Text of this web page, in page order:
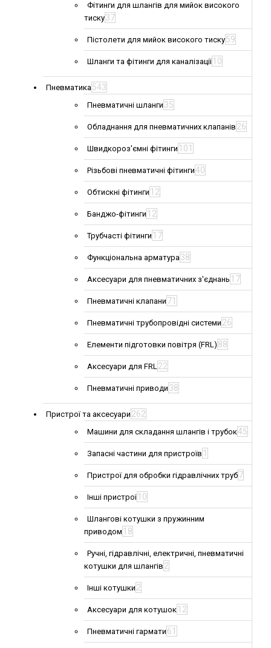
Фітинги для шлангів для мийок високого
тиску37
Пістолети для мийок високого тиску59
Шланги та фітинги для каналізації 10
Пневматика543
Пневматичні шланги 35
Обладнання для пневматичних клапанів 26
Швидкороз'ємні фітинги 101
Різьбові пневматичні фітинги40
Обтискні фітинги 12
Банджо-фітинги 12
Трубчасті фітинги 17
Функціональна арматура38
Аксесуари для пневматичних з'єднань 17
Пневматичні клапани 71
Пневматичні трубопровідні системи 26
Елементи підготовки повітря (FRL) 88
Аксесуари для FRL22
Пневматичні приводи 38
Пристрої та аксесуари 262
Машини для складання шлангів і трубок45
Запасні частини для пристроїв 1
Пристрої для обробки гідравлічних труб7
Інші пристрої 10
Шлангові котушки з пружинним
приводом 18
Ручні, гідравлічні, електричні, пневматичні
котушки для шлангів 2
Інші котушки 2
Аксесуари для котушок 12
Пневматичні гармати 61